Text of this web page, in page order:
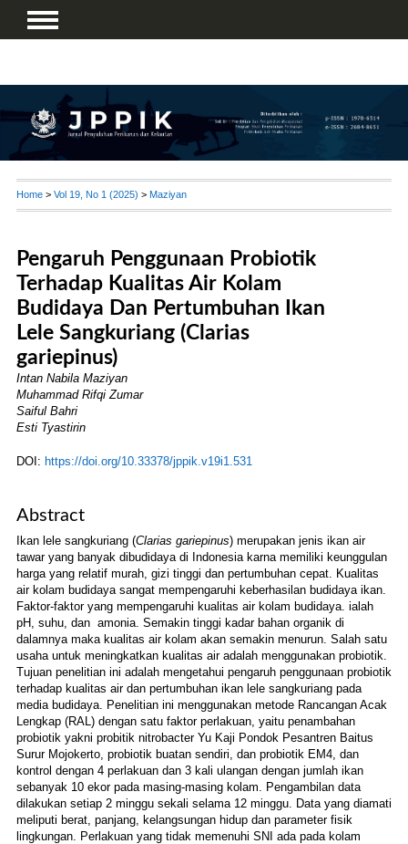
Home> Vol 19, No 1 (2025) > Maziyan
Pengaruh Penggunaan Probiotik
Terhadap Kualitas Air Kolam
Budidaya Dan Pertumbuhan Ikan
Lele Sangkuriang (Clarias
gariepinus)
Intan Nabila Maziyan
Muhammad Rifqi Zumar
Saiful Bahri
Esti Tyastirin
DOI: https://doi.org/10.33378/jppik.v19i1.531
Abstract
Ikan lele sangkuriang (Clarias gariepinus) merupakan jenis ikan air
tawar yang banyak dibudidaya di Indonesia karna memiliki keunggulan
harga yang relatif murah, gizi tinggi dan pertumbuhan cepat. Kualitas
air kolam budidaya sangat mempengaruhi keberhasilan budidaya ikan.
Faktor-faktor yang mempengaruhi kualitas air kolam budidaya. ialah
pH, suhu, dan amonia. Semakin tinggi kadar bahan organik di
dalamnya maka kualitas air kolam akan semakin menurun. Salah satu
usaha untuk meningkatkan kualitas air adalah menggunakan probiotik.
Tujuan penelitian ini adalah mengetahui pengaruh penggunaan probiotik
terhadap kualitas air dan pertumbuhan ikan lele sangkuriang pada
media budidaya. Penelitian ini menggunakan metode Rancangan Acak
Lengkap (RAL) dengan satu faktor perlakuan, yaitu penambahan
probiotik yakni probitik nitrobacter Yu Kaji Pondok Pesantren Baitus
Surur Mojokerto, probiotik buatan sendiri, dan probiotik EM4, dan
kontrol dengan 4 perlakuan dan 3 kali ulangan dengan jumlah ikan
sebanyak 10 ekor pada masing-masing kolam. Pengambilan data
dilakukan setiap 2 minggu sekali selama 12 minggu. Data yang diamati
meliputi berat, panjang, kelangsungan hidup dan parameter fisik
lingkungan. Perlakuan yang tidak memenuhi SNI ada pada kolam